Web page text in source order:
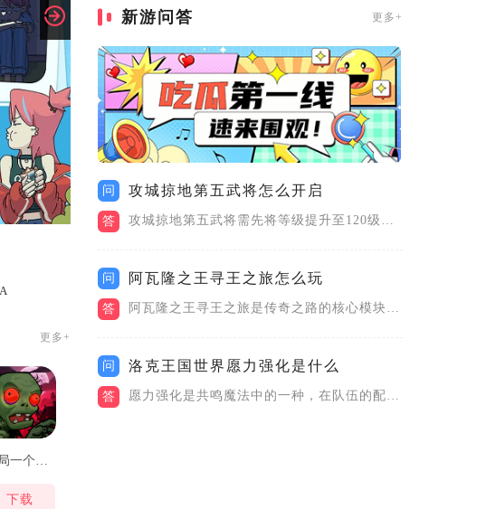
更多+
开局一个背包装备全靠捡
下载
新游问答 更多+
问 攻城掠地第五武将怎么开启
答 攻城掠地第五武将需先将等级提升至120级，再研发科技树中的招...
问 阿瓦隆之王寻王之旅怎么玩
答 阿瓦隆之王寻王之旅是传奇之路的核心模块，需从城市地图右下角进...
问 洛克王国世界愿力强化是什么
答 愿力强化是共鸣魔法中的一种，在队伍的配置中修改，当前一共有两...